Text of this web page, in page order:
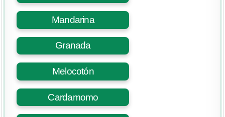
Mandarina
Granada
Melocotón
Cardamomo